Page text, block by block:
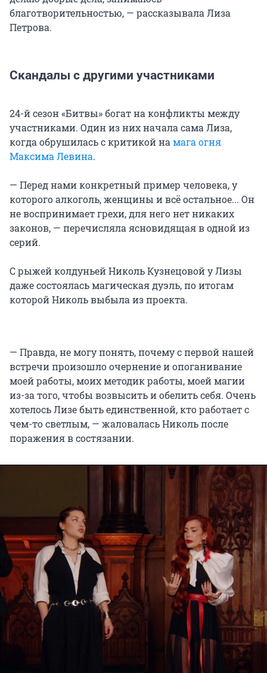
благотворительностью, — рассказывала Лиза
Петрова.
Скандалы с другими участниками
24-й сезон «Битвы» богат на конфликты между
участниками. Один из них начала сама Лиза,
когда обрушилась с критикой на мага огня
Максима Левина.
— Перед нами конкретный пример человека, у
которого алкоголь, женщины и всё остальное... Он
не воспринимает грехи, для него нет никаких
законов, — перечисляла ясновидящая в одной из
серий.
С рыжей колдуньей Николь Кузнецовой у Лизы
даже состоялась магическая дуэль, по итогам
которой Николь выбыла из проекта.
— Правда, не могу понять, почему с первой нашей
встречи произошло очернение и опоганивание
моей работы, моих методик работы, моей магии
из-за того, чтобы возвысить и обелить себя. Очень
хотелось Лизе быть единственной, кто работает с
чем-то светлым, — жаловалась Николь после
поражения в состязании.